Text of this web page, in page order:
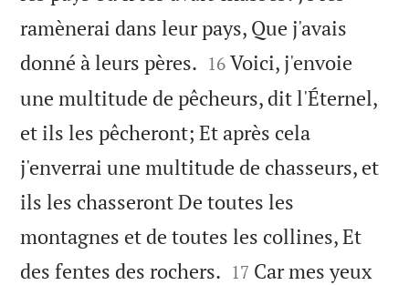
ramènerai dans leur pays, Que j'avais
donné à leurs pères. 

16 Voici, j'envoie
une multitude de pêcheurs, dit l'Éternel,
et ils les pêcheront; Et après cela
j'enverrai une multitude de chasseurs, et
ils les chasseront De toutes les
montagnes et de toutes les collines, Et
des fentes des rochers. 

17 Car mes yeux